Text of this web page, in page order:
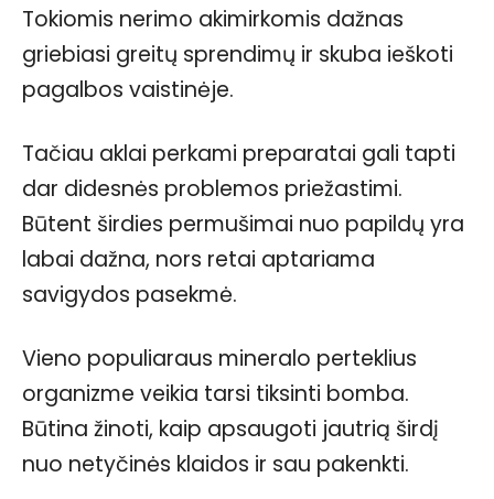
Tokiomis nerimo akimirkomis dažnas
griebiasi greitų sprendimų ir skuba ieškoti
pagalbos vaistinėje.
Tačiau aklai perkami preparatai gali tapti
dar didesnės problemos priežastimi.
Būtent širdies permušimai nuo papildų yra
labai dažna, nors retai aptariama
savigydos pasekmė.
Vieno populiaraus mineralo perteklius
organizme veikia tarsi tiksinti bomba.
Būtina žinoti, kaip apsaugoti jautrią širdį
nuo netyčinės klaidos ir sau pakenkti.